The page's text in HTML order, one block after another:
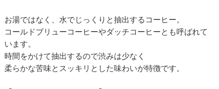
お湯ではなく、水でじっくりと抽出するコーヒー。
コールドブリューコーヒーやダッチコーヒーとも呼ばれて
います。
時間をかけて抽出するので渋みは少なく
柔らかな苦味とスッキリとした味わいが特徴です。